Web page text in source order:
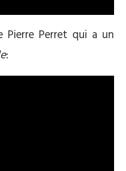
Perret qui a un
: